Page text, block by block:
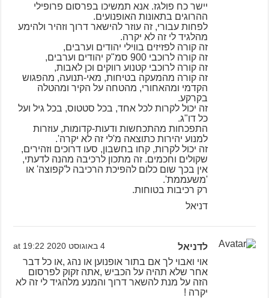
יישר כח פולגז. אנא תמשיכו בפרסום פרופילי
ההרוגים בתאונות האופנועים.
לפחות עבורי, זה עוזר להישאר דרוך וזהיר ולהימע
מהלגיד לי זה לא יקרה.
זה קורה לפזיזים בווילי יהודים וערבים,
זה קורה לרוכבי 900 סמ"ק יהודים וערבים,
זה קורה לרוכבי קטנוע רווקים וכן לאבות,
זה קורה מהמעקה בטיחות, מאי-תנועה, מהפגוש
הקדמי ומהאחורי, מהטחה על הקיר ומהטלה
בקרקע.
זה יכול לקרות לכל אחד, בכל סטטוס, בכל גיל ועל
כל דו"ג.
התפכחות מהתכחשות ודעות-קדומות, עוזרות
למנוע יהירות כתוצאה מ'לי זה לא יקרה'.
זה יכול לקרות, קחו בחשבון, סעו דרוכים וזהירים,
שקולים וחכמים. זה מתכון לרכיבה מהנה לדעתי,
אין בכך שום כלום להפיכת הרכיבה ל'קפוצה' או
'משעממת'.
רק רכיבות בטוחות.
דניאל
לדניאל 4 באוגוסט 2020 at 19:22
אוי ואבוי לך אם בתור אופנוען או נהג ,או כל דבר
אחר שלא תהיה על הכביש ,אתה זקוק לפרסום
הזה על מנת להשאר דרוך והמנע מלהגיד לי זה לא
יקרה !